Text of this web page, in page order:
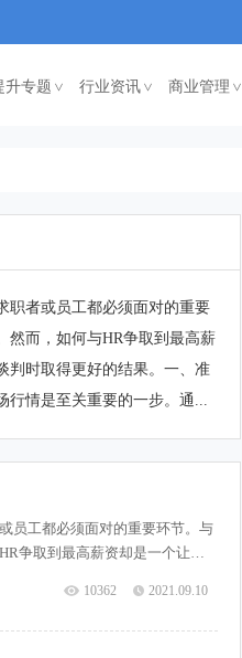
升专题 < 行业资讯 < 商业管理<
职者或员工都必须面对的重要
然而，如何与HR争取到最高薪
判时取得更好的结果。一、准
行情是至关重要的一步。通...
员工都必须面对的重要环节。与
争取到最高薪资却是一个让许
10362 2021.09.10